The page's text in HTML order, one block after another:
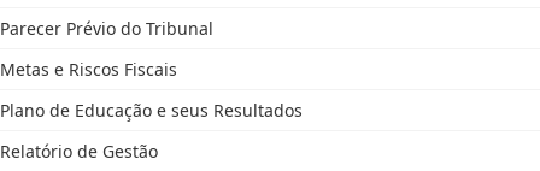
Parecer Prévio do Tribunal
Metas e Riscos Fiscais
Plano de Educação e seus Resultados
Relatório de Gestão